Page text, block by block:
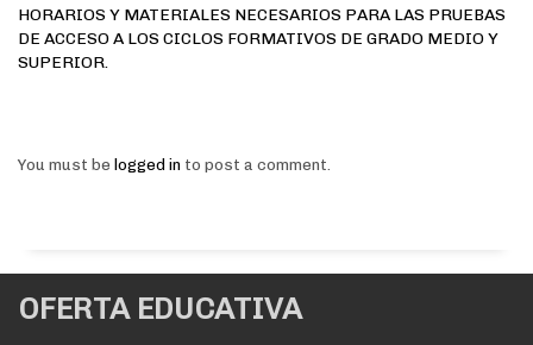
HORARIOS Y MATERIALES NECESARIOS PARA LAS PRUEBAS
DE ACCESO A LOS CICLOS FORMATIVOS DE GRADO MEDIO Y
SUPERIOR.
You must be logged in to post a comment.
OFERTA EDUCATIVA